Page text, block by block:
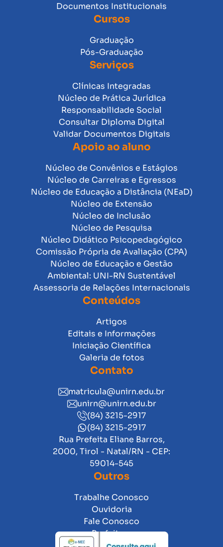
Documentos Institucionais
Cursos
Graduação
Pós-Graduação
Serviços
Clínicas Integradas
Núcleo de Prática Jurídica
Responsabilidade Social
Consultar Diploma Digital
Validar Documentos Digitais
Apoio ao aluno
Núcleo de Convênios e Estágios
Núcleo de Carreiras e Egressos
Núcleo de Educação a Distância (NEaD)
Núcleo de Extensão
Núcleo de Inclusão
Núcleo de Pesquisa
Núcleo Didático Psicopedagógico
Comissão Própria de Avaliação (CPA)
Núcleo de Educação e Gestão
Ambiental: UNI-RN Sustentável
Assessoria de Relações Internacionais
Conteúdos
Artigos
Editais e Informações
Iniciação Científica
Galeria de fotos
Contato
matricula@unirn.edu.br
unirn@unirn.edu.br
(84) 3215-2917
(84) 3215-2917
Rua Prefeita Eliane Barros,
2000, Tirol - Natal/RN - CEP:
59014-545
Outros
Trabalhe Conosco
Ouvidoria
Fale Conosco
Prefeitura